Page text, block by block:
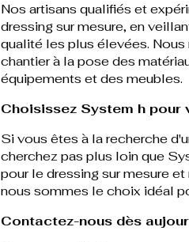
Nos artisans qualifiés et
dressing sur mesure, en
qualité les plus élevées.
chantier à la pose des
équipements et des meubles.
Choisissez System h pour
Si vous êtes à la recherche
cherchez pas plus loin que
pour le dressing sur mesure
nous sommes le choix idéal
Contactez-nous dès